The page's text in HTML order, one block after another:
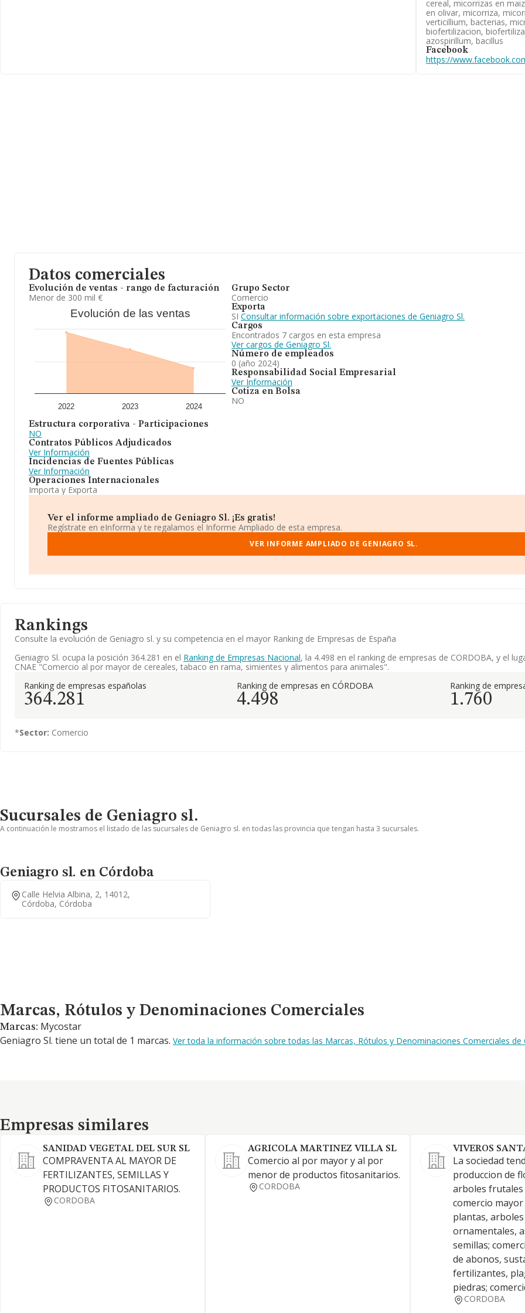
cereal, micorrizas en
en olivar, micorriza,
verticillium, bacterias,
biofertilizacion,
azospirillum, bacillus
Facebook
https://
Datos comerciales
Evolución de ventas - rango de facturación
Menor de 300 mil €
Evolución de las ventas
2022 2023 2024
Estructura corporativa - Participaciones
NO
Contratos Públicos Adjudicados
Ver Información
Incidencias de Fuentes Públicas
Ver Información
Operaciones Internacionales
Importa y Exporta
Grupo Sector
Comercio
Exporta
SI Consultar información sobre exportaciones de Geniagro Sl.
Cargos
Encontrados 7 cargos en esta empresa
Ver cargos de Geniagro Sl.
Número de empleados
0 (año 2024)
Responsabilidad Social Empresarial
Ver Información
Cotiza en Bolsa
NO
Ver el informe ampliado de Geniagro Sl. ¡Es gratis!
Regístrate en eInforma y te regalamos el Informe Ampliado de esta empresa.
VER INFORME AMPLIADO DE GENIAGRO SL.
Rankings
Consulte la evolución de Geniagro sl. y su competencia en el mayor Ranking de Empresas de España
Geniagro Sl. ocupa la posición 364.281 en el Ranking de Empresas Nacional, la 4.498 en el ranking de empresas de CORDOBA, y el
CNAE "Comercio al por mayor de cereales, tabaco en rama, simientes y alimentos para animales".
Ranking de empresas españolas
364.281
Ranking de empresas en CÓRDOBA
4.498
Ranking de
1.760
*Sector: Comercio
Sucursales de Geniagro sl.
A continuación le mostramos el listado de las sucursales de Geniagro sl. en todas las provincia que tengan hasta 3 sucursales.
Geniagro sl. en Córdoba
Calle Helvia Albina, 2, 14012,
Córdoba, Córdoba
Marcas, Rótulos y Denominaciones Comerciales
Marcas, Rótulos y Denominaciones Comerciales
Marcas: Mycostar
Geniagro Sl. tiene un total de 1 marcas. Ver toda la información sobre todas las Marcas, Rótulos y Denominaciones Comerciales de
Empresas similares
Empresas similares
SANIDAD VEGETAL DEL SUR SL
COMPRAVENTA AL MAYOR DE
FERTILIZANTES, SEMILLAS Y
PRODUCTOS FITOSANITARIOS.
CORDOBA
AGRICOLA MARTINEZ VILLA SL
Comercio al por mayor y al por
menor de productos fitosanitarios.
CORDOBA
VIVEROS
La sociedad
produccion de
arboles
comercio
plantas,
ornamentales,
semillas;
de abonos,
fertilizantes,
piedras;
CORDOBA